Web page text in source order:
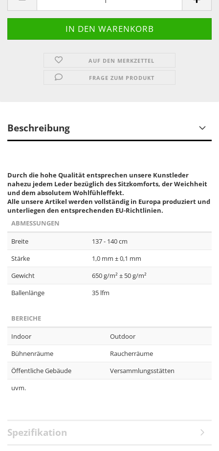
AUF DEN MERKZETTEL
FRAGE ZUM PRODUKT
Beschreibung
Durch die hohe Qualität entsprechen unsere Kunstleder
nahezu jedem Leder bezüglich des Sitzkomforts, der Weichheit
und dem absolutem Wohlfühleffekt.
Alle unsere Artikel werden vollständig in Europa produziert und
unterliegen den entsprechenden EU-Richtlinien.
ABMESSUNGEN
Breite
137 - 140 cm
Stärke
1,0 mm ± 0,1 mm
Gewicht
650 g/m² ± 50 g/m²
Ballenlänge
35 lfm
BEREICHE
Indoor
Outdoor
Bühnenräume
Raucherräume
Öffentliche Gebäude
Versammlungsstätten
uvm.
Spezifikation